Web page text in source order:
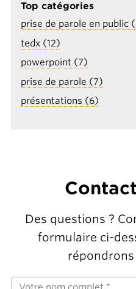
Top catégories
prise de parole en public
tedx (12)
powerpoint (7)
prise de parole (7)
présentations (6)
Des questions ?
formulaire ci-